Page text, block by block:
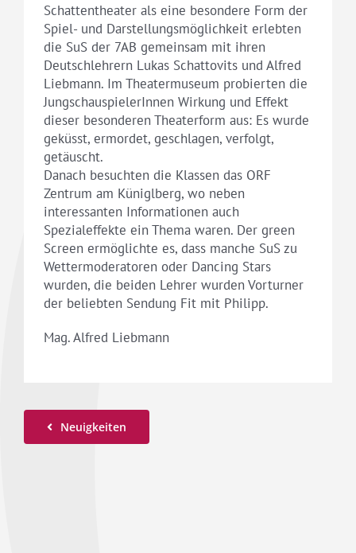
Schattentheater als eine besondere Form der
Spiel- und Darstellungsmöglichkeit erlebten
die SuS der 7AB gemeinsam mit ihren
Deutschlehrern Lukas Schattovits und Alfred
Liebmann. Im Theatermuseum probierten die
JungschauspielerInnen Wirkung und Effekt
dieser besonderen Theaterform aus: Es wurde
geküsst, ermordet, geschlagen, verfolgt,
getäuscht.
Danach besuchten die Klassen das ORF
Zentrum am Küniglberg, wo neben
interessanten Informationen auch
Spezialeffekte ein Thema waren. Der green
Screen ermöglichte es, dass manche SuS zu
Wettermoderatoren oder Dancing Stars
wurden, die beiden Lehrer wurden Vorturner
der beliebten Sendung Fit mit Philipp.
Mag. Alfred Liebmann
Neuigkeiten